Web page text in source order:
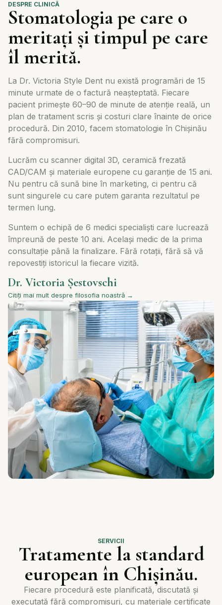
DESPRE CLINICĂ
Stomatologia pe care o
meritați și timpul pe care
îl merită.
La Dr. Victoria Style Dent nu există programări de 15
minute urmate de o factură neașteptată. Fiecare
pacient primește 60–90 de minute de atenție reală, un
plan de tratament scris și costuri clare înainte de orice
procedură. Din 2010, facem stomatologie în Chișinău
fără compromisuri.
Lucrăm cu scanner digital 3D, ceramică frezată
CAD/CAM și materiale europene cu garanție de 15 ani.
Nu pentru că sună bine în marketing, ci pentru că
sunt singurele cu care putem garanta rezultatul pe
termen lung.
Suntem o echipă de 6 medici specialiști care lucrează
împreună de peste 10 ani. Același medic de la prima
consultație până la finalizare. Fără rotații, fără să vă
repovestiți istoricul la fiecare vizită.
Dr. Victoria Șestovschi
Citiți mai mult despre filosofia noastră →
SERVICII
Tratamente la standard
european în Chișinău.
Fiecare procedură este planificată, discutată și
executată fără compromisuri, cu materiale certificate